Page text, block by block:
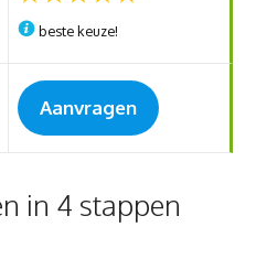
beste keuze!
Aanvragen
in 4 stappen